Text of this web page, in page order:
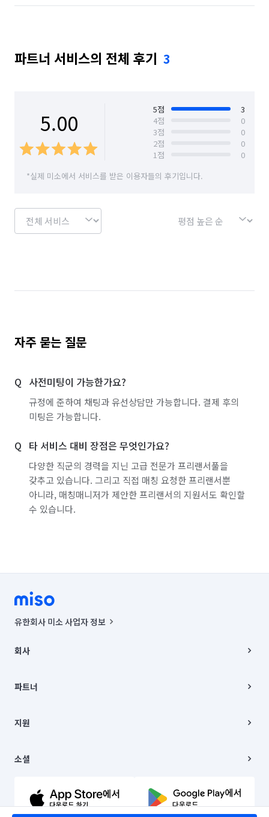
경기 성남시 수정구 경기 성남시 중원구
경기 양주시 경기 양평군 경기 여주시
서울 강남구
서울 강동구 서울 강서구
서울 관악구 서울 광진구 서울 구로구
서울 금천구 서울 노원구 서울 도봉구
서울 동대문구 서울 동작구
서울 서대문구 서울 서초구
경기 부천시 소사구
파트너 서비스의 전체 후기 3
5.00 5점
3
4점
0
3점
0
2점
0
1점
0
*실제 미소에서 서비스를 받은 이용자들의 후기입니다.
자주 묻는 질문
사전미팅이 가능한가요?
규정에 준하여 채팅과 유선상담만 가능합니다. 결제 후의
미팅은 가능합니다.
타 서비스 대비 장점은 무엇인가요?
다양한 직군의 경력을 지닌 고급 전문가 프리랜서풀을
갖추고 있습니다. 그리고 직접 매칭 요청한 프리랜서뿐
아니라, 매칭매니저가 제안한 프리랜서의 지원서도 확인할
수 있습니다.
유한회사 미소 사업자 정보
00019 |
주소 | 본사: 서울특별시 종로구 율곡로 6(중학동, 트윈트리빌딩) B동 5층
컨택센터 : 서울특별시 종로구 수송동 율곡로 24, 7층, 8층 미소
상품, 상품정보, 거래에 관한 의무와 책임은 거래당사자에게 있습니다.
언론 보도 관련 문의:
© 유한회사 미소. Miso, Inc. All Rights Reserved.
회사
채용
파트너
이사
지원
이용약관
문의하기
소셜
유튜브